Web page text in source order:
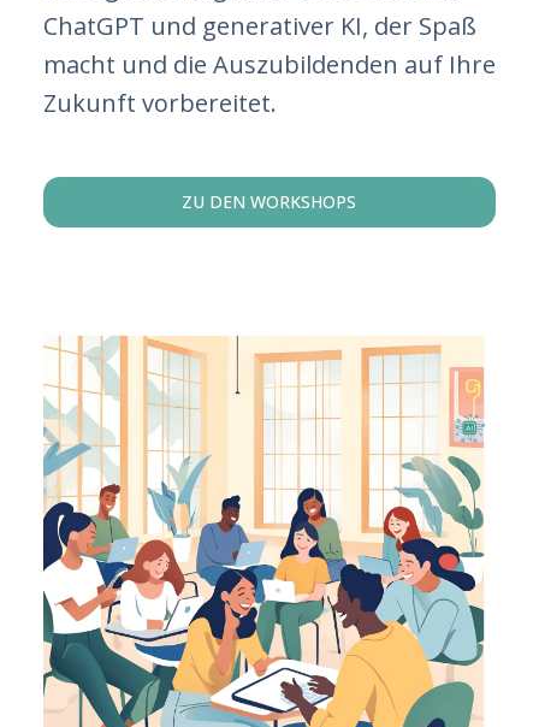
ChatGPT und generativer KI, der Spaß
macht und die Auszubildenden auf Ihre
Zukunft vorbereitet.
ZU DEN WORKSHOPS